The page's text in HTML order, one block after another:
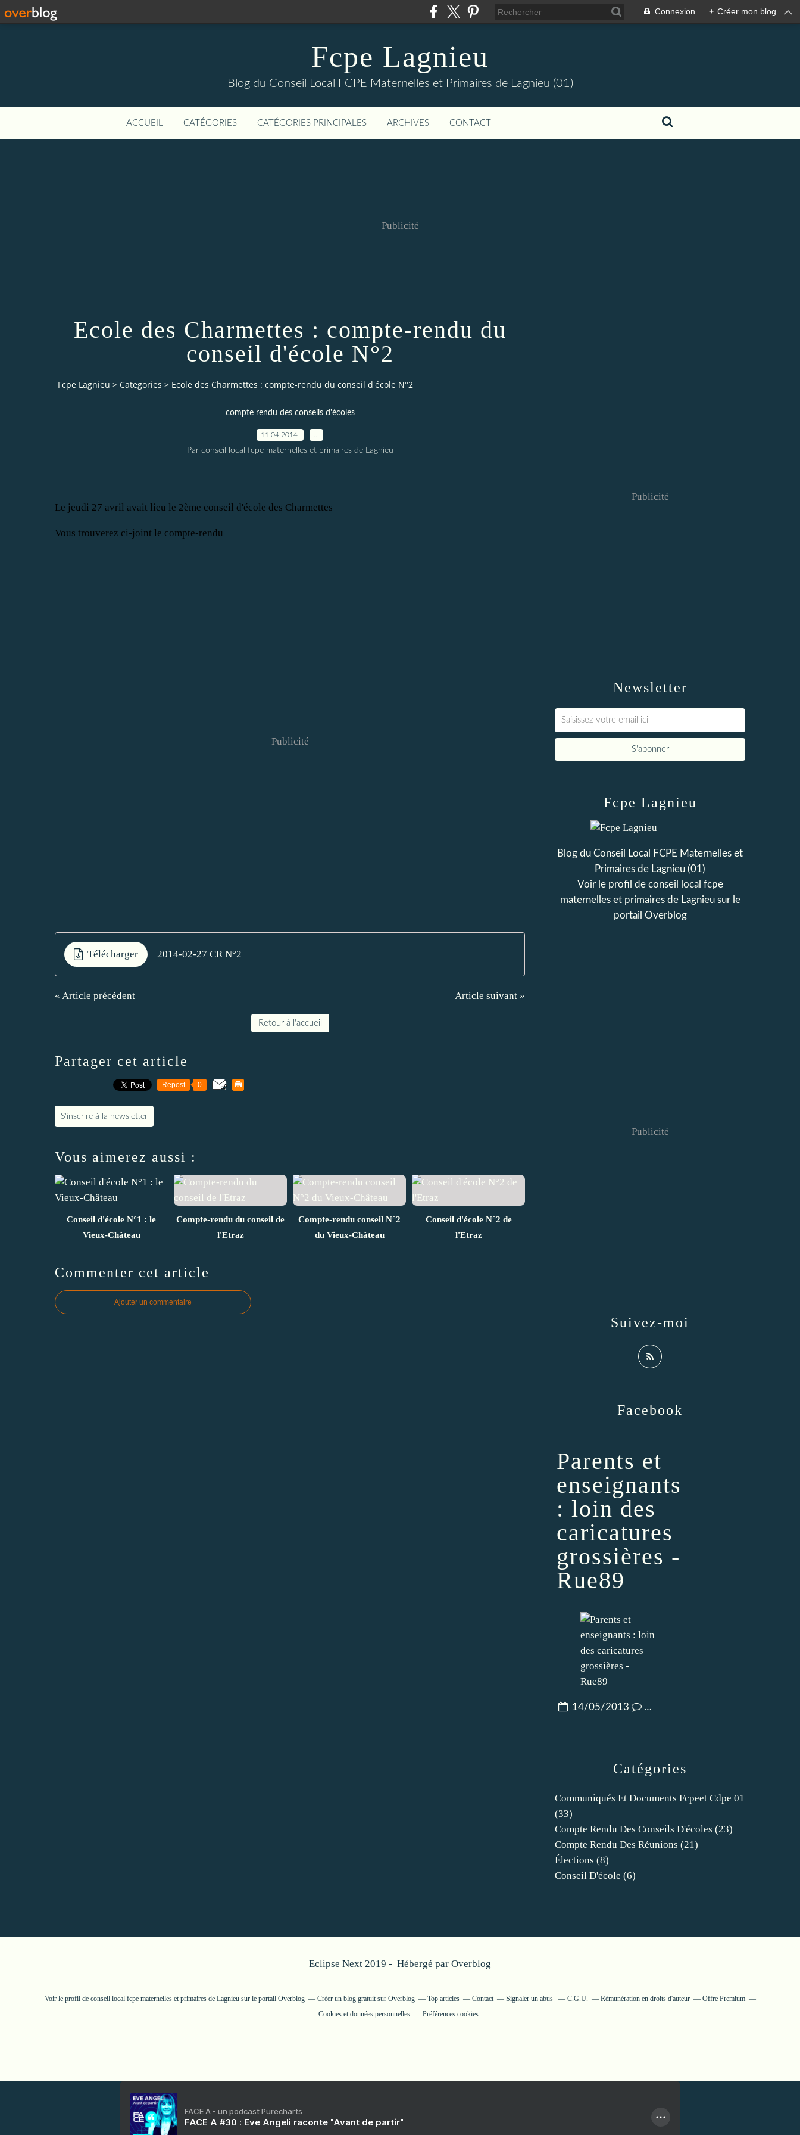
Connexion + Créer mon blog
Fcpe Lagnieu
Blog du Conseil Local FCPE Maternelles et Primaires de Lagnieu (01)
ACCUEIL CATÉGORIES CATÉGORIES PRINCIPALES ARCHIVES CONTACT
Publicité
Ecole des Charmettes : compte-rendu du
conseil d'école N°2
Fcpe Lagnieu > Categories > Ecole des Charmettes : compte-rendu du conseil d'école N°2
compte rendu des conseils d'écoles
11.04.2014
Par conseil local fcpe maternelles et primaires de Lagnieu
Le jeudi 27 avril avait lieu le 2ème conseil d'école des Charmettes
Vous trouverez ci-joint le compte-rendu
Publicité
Télécharger 2014-02-27 CR N°2
« Article précédent Article suivant »
Retour à l'accueil
Partager cet article
Repost 0
S'inscrire à la newsletter
Vous aimerez aussi :
Conseil d'école N°1 : le
Vieux-Château
Compte-rendu du conseil de
l'Etraz
Compte-rendu conseil N°2
du Vieux-Château
Conseil d'école N°2 de
l'Etraz
Commenter cet article
Ajouter un commentaire
Newsletter
Publicité
Catégories
Communiqués Et Documents Fcpeet Cdpe 01
(33)
Compte Rendu Des Conseils D'écoles (23)
Compte Rendu Des Réunions (21)
Élections (8)
Conseil D'école (6)
Fcpe Lagnieu
Blog du Conseil Local FCPE Maternelles et
Primaires de Lagnieu (01)
Voir le profil de conseil local fcpe
maternelles et primaires de Lagnieusur le
portail Overblog
Suivez-moi
Facebook
Parents et
enseignants
: loin des
caricatures
grossières -
Rue89
14/05/2013 …
Publicité
Eclipse Next 2019 - Hébergé par Overblog
Voir le profil de conseil local fcpe maternelles et primaires de Lagnieusur le portail Overblog Créer un blog gratuit sur Overblog Top articles Contact Signaler un abus C.G.U. Rémunération en droits d'auteur
Offre Premium
Cookies et données personnelles
Préférences cookies
FACE A - un podcast Purecharts
FACE A #30 : Eve Angeli raconte "Avant de partir"